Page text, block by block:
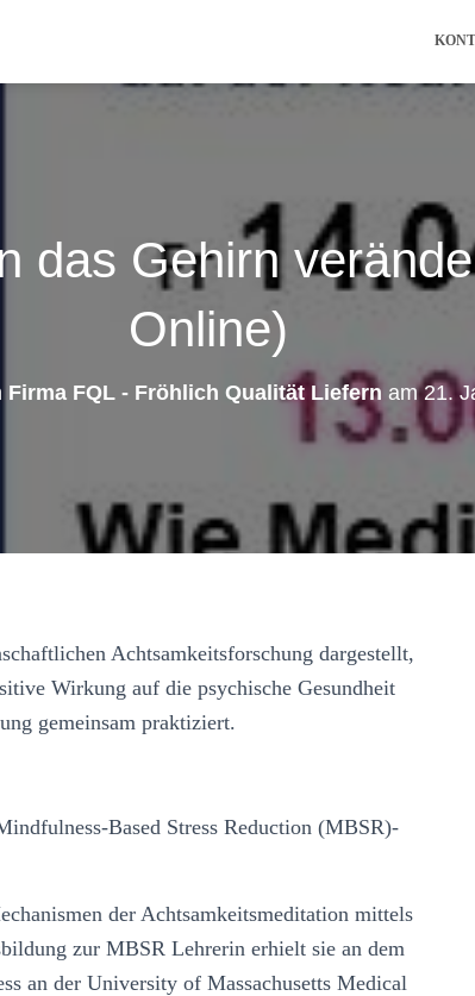
das Gehirn
Online)
Firma FQL - Fröhlich Qualität Liefern am21.
Achtsamkeitsforschung dargestellt,
Wirkung auf die psychische Gesundheit
gemeinsam praktiziert.
Based Stress Reduction (MBSR)-
der Achtsamkeitsmeditation mittels
zur MBSR Lehrerin erhielt sie an dem
an der University of Massachusetts Medical